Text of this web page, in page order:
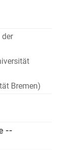
der
Bremen)
--